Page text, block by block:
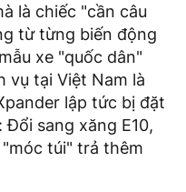
là chiếc "cần câu
từ từng biến động
xe "quốc dân"
vụ tại Việt Nam là
lập tức bị đặt
sang xăng E10,
túi" trả thêm